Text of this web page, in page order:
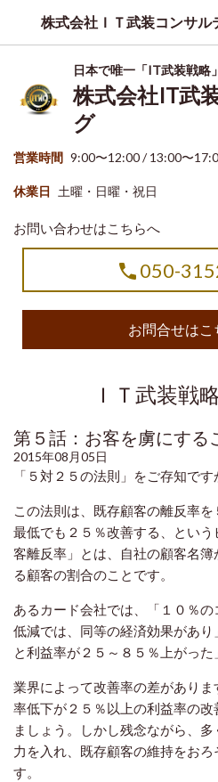
株式会社ＩＴ武装コンサル
日本で唯一「IT武装戦略
株式会社IT武
グ
営業時間 9:00〜12:00 / 13:00〜
休業日 土曜・日曜・祝日
お問い合わせはこちらへ
050-
お問合せはこ
ＩＴ武装戦
第５話：お客を虜にする
2015年08月05日
「５対２５の法則」をご存知です
この法則は、既存顧客の離反率
最低でも２５％改善する、とい
客離反率」とは、自社の顧客名
る顧客の割合のことです。
あるカード会社では、「１０％
低減では、同等の経済効果があ
と利益率が２５～８５％上がった
業界によって改善率の差があり
率低下が２５％以上の利益率の
ましょう。しかし残念ながら、
力を入れ、既存顧客の維持をお
す。